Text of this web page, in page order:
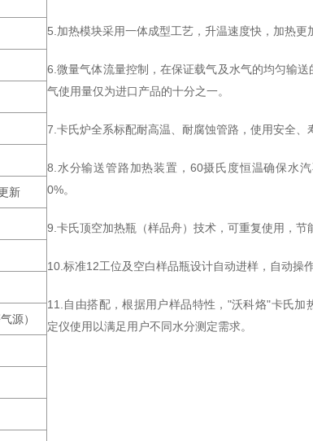
新
源）
5.加热模块采用一体成型工艺，升温速度快，加热更
6.微量气体流量控制，在保证载气及水气的均匀输
气使用量仅为进口产品的十分之一。
7.卡氏炉全系标配耐高温、耐腐蚀管路，使用安全、
8.水分输送管路加热装置，60摄氏度恒温确保水
0%。
9.卡氏顶空加热瓶（样品舟）技术，可重复使用，节
10.标准12工位及空白样品瓶设计自动进样，自动操
11.自由搭配，根据用户样品特性，"沃科烙"卡氏加
定仪使用以满足用户不同水分测定需求。